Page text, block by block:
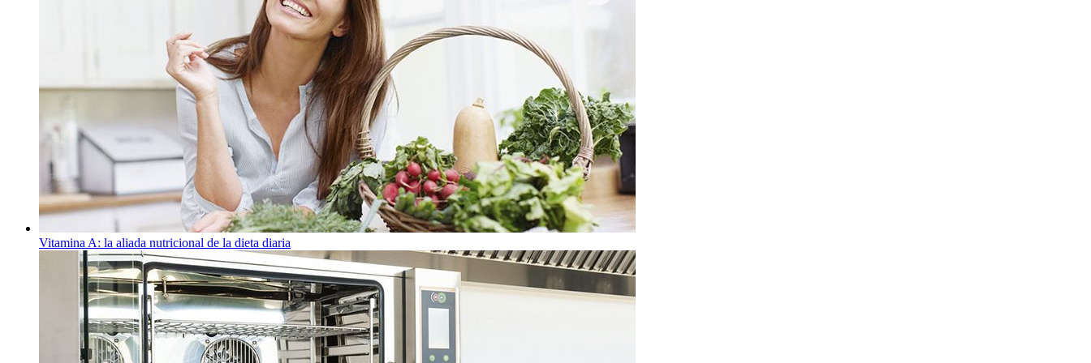
Vitamina A: la aliada nutricional de la dieta diaria